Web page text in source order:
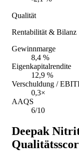
Qualität
Rentabilität & Bilanz
Gewinnmarge
8,4 %
Eigenkapitalrendite
12,9 %
Verschuldung /
0,3×
AAQS
6/10
Deepak